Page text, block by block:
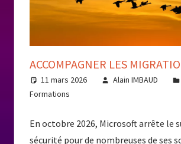
ACCOMPAGNER LES
11 mars 2026 Alain IMBAUD
Formations
En octobre 2026, Microsoft arrête le
sécurité pour de nombreuses de ses